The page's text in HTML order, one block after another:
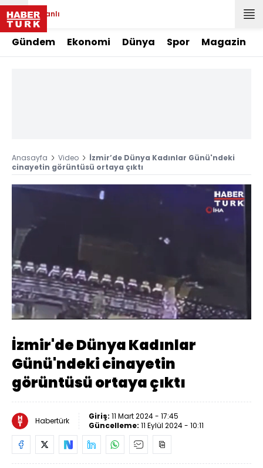
Canlı
Gündem Ekonomi Dünya Spor Magazin
Anasayfa Video
İzmir’de Dünya Kadınlar Günü'ndeki
cinayetin görüntüsü ortaya çıktı
Sesi
Aç
Yüklendi:
59.99%
Oynatma
Hızı
İzmir'de Dünya Kadınlar
Günü'ndeki cinayetin
görüntüsü ortaya çıktı
Habertürk Giriş: 11 Mart 2024 - 17:45
Güncelleme: 11 Eylül 2024 - 10:11